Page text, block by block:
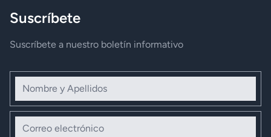
Suscríbete
Suscríbete a nuestro boletín informativo
Nombre y Apellidos
Correo electrónico